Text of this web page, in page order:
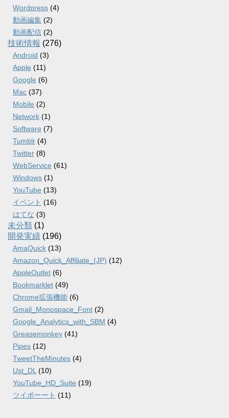
Wordpress (4)
動画編集 (2)
動画配信 (2)
技術情報 (276)
Android (3)
Apple (11)
Google (6)
Mac (37)
Mobile (2)
Network (1)
Software (7)
Tumblr (4)
Twitter (8)
WebService (61)
Windows (1)
YouTube (13)
イベント (16)
はてな (3)
未分類 (1)
開発実績 (196)
AmaQuick (13)
Amazon_Quick_Affiliate_(JP) (12)
AppleOutlet (6)
Bookmarklet (49)
Chrome拡張機能 (6)
Gmail_Monospace_Font (2)
Google_Analytics_with_SBM (4)
Greasemonkey (41)
Pipes (12)
TweetTheMinutes (4)
Ust_DL (10)
YouTube_HD_Suite (19)
ツイポーート (11)